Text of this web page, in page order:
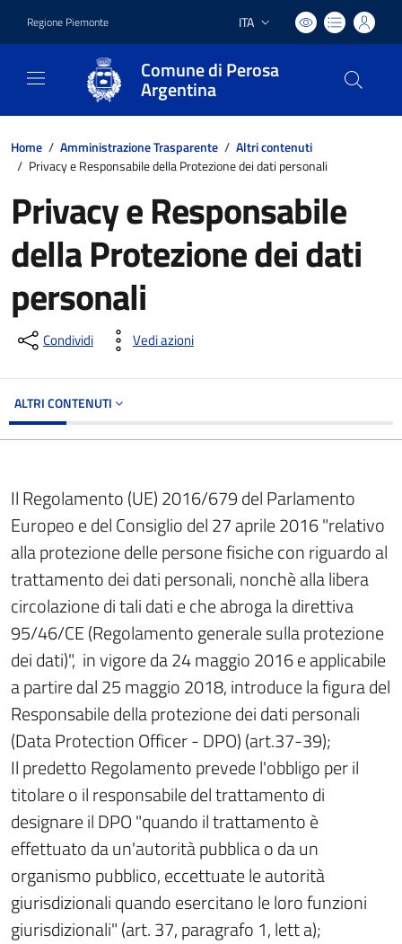
Regione Piemonte Lingua attiva:
ITA
Comune di Perosa
Argentina
Home / Amministrazione Trasparente / Altri contenuti
/ Privacy e Responsabile della Protezione dei dati personali
Privacy e Responsabile
della Protezione dei dati
personali
Condividi Vedi azioni
ALTRI CONTENUTI
Il Regolamento (UE) 2016/679 del Parlamento
Europeo e del Consiglio del 27 aprile 2016 "relativo
alla protezione delle persone fisiche con riguardo al
trattamento dei dati personali, nonchè alla libera
circolazione di tali dati e che abroga la direttiva
95/46/CE (Regolamento generale sulla protezione
dei dati)", in vigore da 24 maggio 2016 e applicabile
a partire dal 25 maggio 2018, introduce la figura del
Responsabile della protezione dei dati personali
(Data Protection Officer - DPO) (art.37-39);
Il predetto Regolamento prevede l'obbligo per il
titolare o il responsabile del trattamento di
designare il DPO "quando il trattamento è
effettuato da un'autorità pubblica o da un
organismo pubblico, eccettuate le autorità
giurisdizionali quando esercitano le loro funzioni
giurisdizionali" (art. 37, paragrafo 1, lett a);